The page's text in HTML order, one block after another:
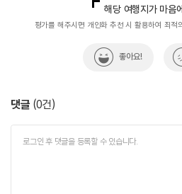
해당 여행지가 마음
평가를 해주시면 개인화 추천 시 활용하여 최적
좋아요!
댓글 (0건)